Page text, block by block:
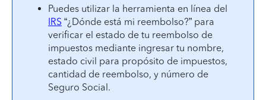
Puedes utilizar la herramienta en línea del
IRS “¿Dónde está mi reembolso?” para
verificar el estado de tu reembolso de
impuestos mediante ingresar tu nombre,
estado civil para propósito de impuestos,
cantidad de reembolso, y número de
Seguro Social.